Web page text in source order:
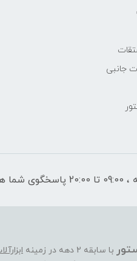
جانبی
با سابقه 2 دهه در زمینه